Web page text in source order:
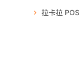
拉卡拉